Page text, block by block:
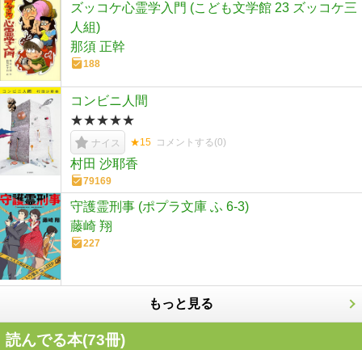
ズッコケ心霊学入門 (こども文学館 23 ズッコケ三
人組)
那須 正幹
188
コンビニ人間
★★★★★
ナイス ★15 コメントする(0)
村田 沙耶香
79169
守護霊刑事 (ポプラ文庫 ふ 6-3)
藤崎 翔
227
もっと見る
読んでる本(73冊)